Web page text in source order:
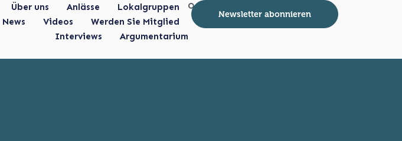
Über uns Anlässe
Lokalgruppen
News Videos
Werden Sie Mitglied
Interviews
Argumentarium
Newsletter abonnieren